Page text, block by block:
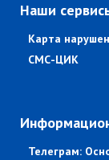
Наши
Карта
СМС-ЦИК
Телеграм: